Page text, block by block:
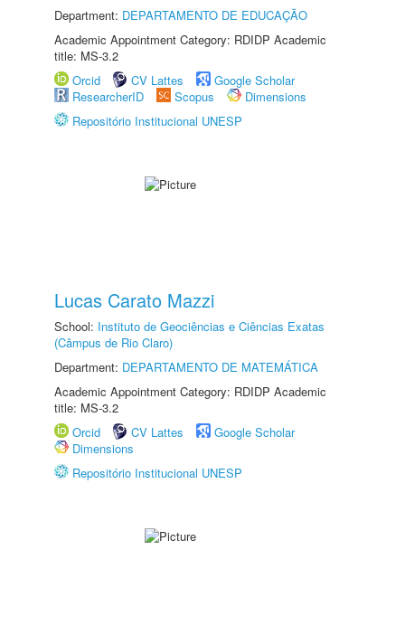
Department: DEPARTAMENTO DE EDUCAÇÃO
Academic Appointment Category: RDIDP Academic
title: MS-3.2
Orcid
CV Lattes
Google Scholar
ResearcherID
Scopus
Dimensions
Repositório Institucional UNESP
Lucas Carato Mazzi
School: Instituto de Geociências e Ciências Exatas
(Câmpus de Rio Claro)
Department: DEPARTAMENTO DE MATEMÁTICA
Academic Appointment Category: RDIDP Academic
title: MS-3.2
Orcid
CV Lattes
Google Scholar
Dimensions
Repositório Institucional UNESP